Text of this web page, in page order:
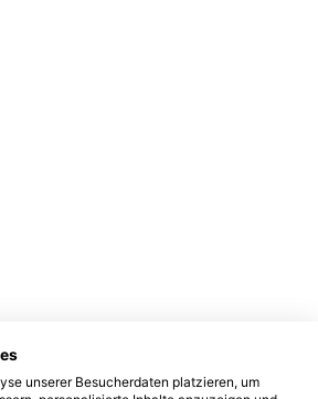
unserer Besucherdaten platzieren, um